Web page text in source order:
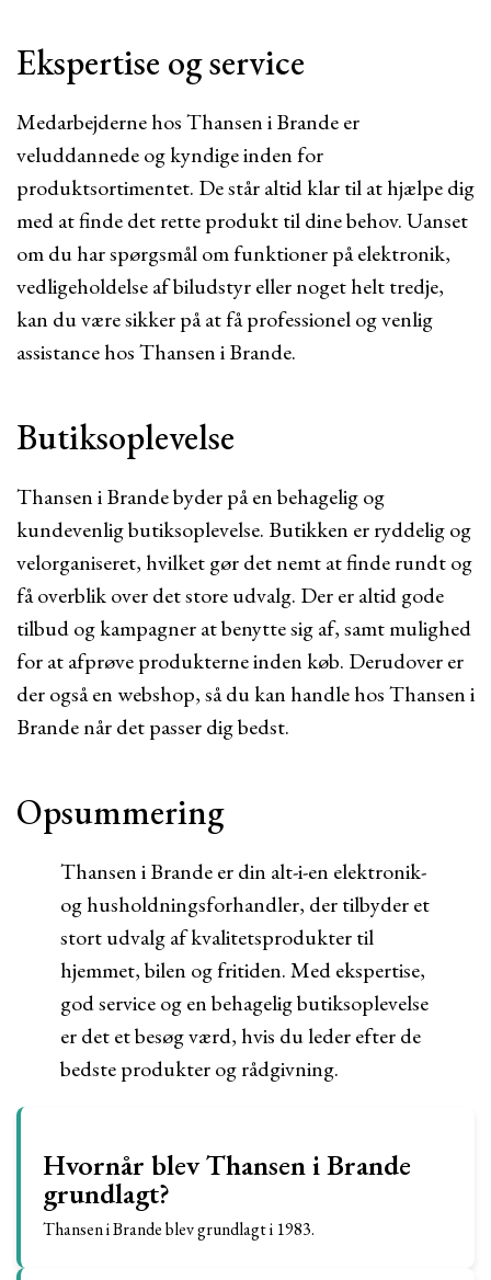
Ekspertise og service
Medarbejderne hos Thansen i Brande er
veluddannede og kyndige inden for
produktsortimentet. De står altid klar til at hjælpe dig
med at finde det rette produkt til dine behov. Uanset
om du har spørgsmål om funktioner på elektronik,
vedligeholdelse af biludstyr eller noget helt tredje,
kan du være sikker på at få professionel og venlig
assistance hos Thansen i Brande.
Butiksoplevelse
Thansen i Brande byder på en behagelig og
kundevenlig butiksoplevelse. Butikken er ryddelig og
velorganiseret, hvilket gør det nemt at finde rundt og
få overblik over det store udvalg. Der er altid gode
tilbud og kampagner at benytte sig af, samt mulighed
for at afprøve produkterne inden køb. Derudover er
der også en webshop, så du kan handle hos Thansen i
Brande når det passer dig bedst.
Opsummering
Thansen i Brande er din alt-i-en elektronik-
og husholdningsforhandler, der tilbyder et
stort udvalg af kvalitetsprodukter til
hjemmet, bilen og fritiden. Med ekspertise,
god service og en behagelig butiksoplevelse
er det et besøg værd, hvis du leder efter de
bedste produkter og rådgivning.
Hvornår blev Thansen i Brande
grundlagt?
Thansen i Brande blev grundlagt i 1983.